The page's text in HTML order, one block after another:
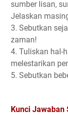
sumber lisan,
Jelaskan
3. Sebutkan
zaman!
4. Tuliskan hal-
melestarikan
5. Sebutkan
Kunci Jawaban